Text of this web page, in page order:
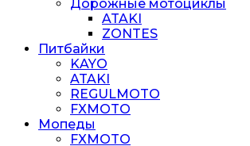
Дорожные мотоциклы
ATAKI
ZONTES
Питбайки
KAYO
ATAKI
REGULMOTO
FXMOTO
Мопеды
FXMOTO